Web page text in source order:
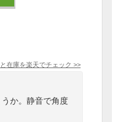
在庫を楽天でチェック >>
か。静音で角度